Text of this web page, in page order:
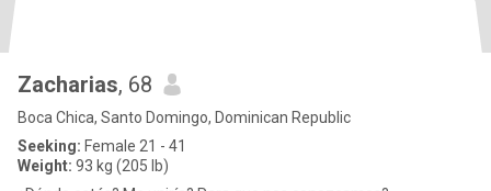
Zacharias, 68
Boca Chica, Santo Domingo, Dominican Republic
Seeking: Female 21 - 41
Weight: 93 kg (205 lb)